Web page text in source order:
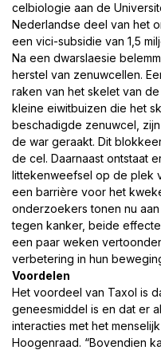
Spasmen
Vitamine C
Genezing & onderzoek
MOBILITEIT
Overzicht mobiliteit
Sport & bewegen
VAKANTIE
Overzicht vakantie
Griekenland
MEER
Veelgestelde vragen
Statistieken
celbiologie aan de
Nederlandse deel van het
een vici-subsidie van 1,5
Na een dwarslaesie
herstel van zenuwcellen.
raken van het skelet van
kleine eiwitbuizen die het
beschadigde zenuwcel,
de war geraakt. Dit
de cel. Daarnaast ontstaat
littekenweefsel op de plek
een barrière voor het
onderzoekers tonen nu
tegen kanker, beide
een paar weken
verbetering in hun
Voordelen
Het voordeel van Taxol is
geneesmiddel is en dat er
interacties met het
Hoogenraad. “Bovendien